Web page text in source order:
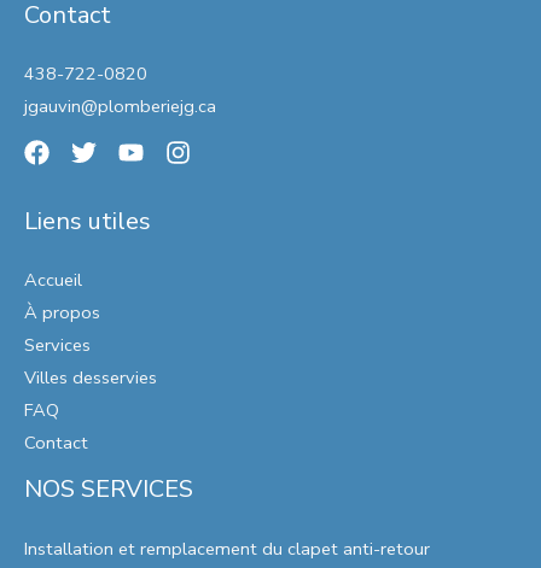
Contact
438-722-0820
jgauvin@plomberiejg.ca
Liens utiles
Accueil
À propos
Services
Villes desservies
FAQ
Contact
NOS SERVICES
Installation et remplacement du clapet anti-retour